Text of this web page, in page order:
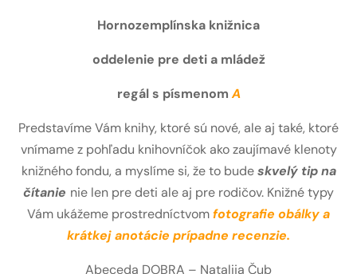
Hornozemplínska knižnica
oddelenie pre deti a mládež
regál s písmenom A
Predstavíme Vám knihy, ktoré sú nové, ale aj také, ktoré
vnímame z pohľadu knihovníčok ako zaujímavé klenoty
knižného fondu, a myslíme si, že to budeskvelý tip na
čítanie nie len pre deti ale aj pre rodičov. Knižné typy
Vám ukážeme prostredníctvomfotografie obálky a
krátkej anotácie prípadne recenzie.
Abeceda DOBRA – Natalija Čub